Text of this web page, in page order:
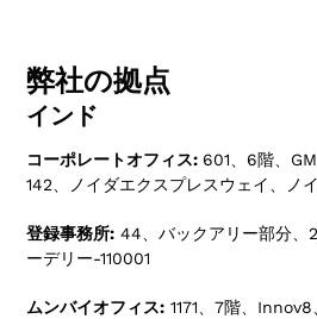
弊社の拠点
インド
コーポレートオフィス: 601、6階、
142、ノイダエクスプレスウェイ、ノ
登録事務所: 44、バックアリー部分、
ーデリー-110001
ムンバイオフィス: 1171、7階、